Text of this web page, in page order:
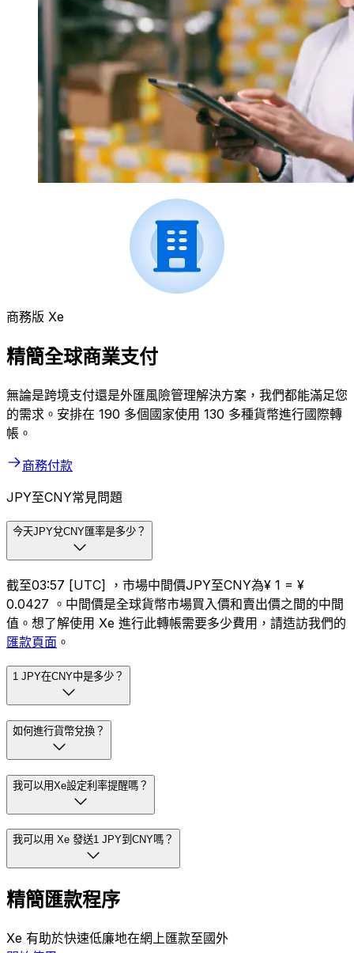
商務版 Xe
精簡全球商業支付
無論是跨境支付還是外匯風險管理解決方案，我們都能滿足您
的需求。安排在 190 多個國家使用 130 多種貨幣進行國際轉
帳。
商務付款
JPY至CNY常見問題
今天JPY兌CNY匯率是多少？
截至03:57 [UTC] ，市場中間價JPY至CNY為¥ 1 = ¥
0.0427 。中間價是全球貨幣市場買入價和賣出價之間的中間
值。想了解使用 Xe 進行此轉帳需要多少費用，請造訪我們的
匯款頁面 。
1 JPY在CNY中是多少？
如何進行貨幣兌換？
我可以用Xe設定利率提醒嗎？
我可以用 Xe 發送1 JPY到CNY嗎？
精簡匯款程序
Xe 有助於快速低廉地在網上匯款至國外